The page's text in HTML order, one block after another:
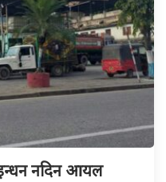
इन्धन नदिन आयल